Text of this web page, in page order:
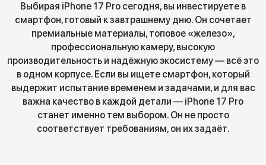
Выбирая iPhone 17 Pro сегодня, вы инвестируете в
смартфон, готовый к завтрашнему дню. Он сочетает
премиальные материалы, топовое «железо»,
профессиональную камеру, высокую
производительность и надёжную экосистему — всё это
в одном корпусе. Если вы ищете смартфон, который
выдержит испытание временем и задачами, и для вас
важна качество в каждой детали — iPhone 17 Pro
станет именно тем выбором. Он не просто
соответствует требованиям, он их задаёт.